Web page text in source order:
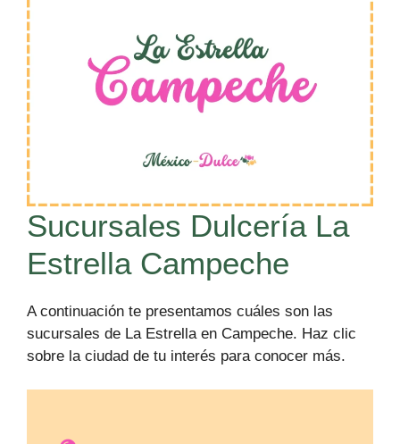
Sucursales Dulcería La
Estrella Campeche
A continuación te presentamos cuáles son las
sucursales de La Estrella en Campeche. Haz clic
sobre la ciudad de tu interés para conocer más.